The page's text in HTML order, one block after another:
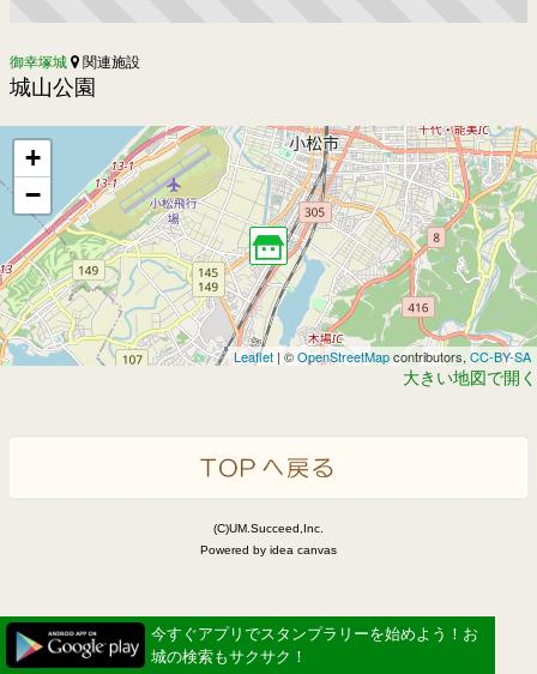
御幸塚城 関連施設
城山公園
+
−
Leaflet | ©OpenStreetMapcontributors, CC-BY-SA
大きい地図で開く
(C)UM.Succeed,Inc.
Powered by idea canvas
今すぐアプリでスタンプラリーを始めよう！お
城の検索もサクサク！